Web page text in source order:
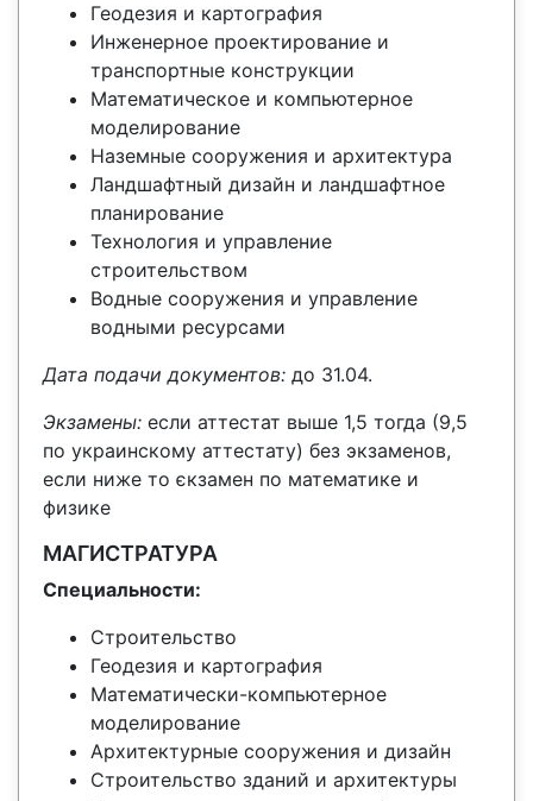
Геодезия и картография
Инженерное проектирование и
транспортные конструкции
Математическое и компьютерное
моделирование
Наземные сооружения и архитектура
Ландшафтный дизайн и ландшафтное
планирование
Технология и управление
строительством
Водные сооружения и управление
водными ресурсами
Дата подачи документов: до 31.04.
Экзамены: если аттестат выше 1,5 тогда (9,5
по украинскому аттестату) без экзаменов,
если ниже то єкзамен по математике и
физике
МАГИСТРАТУРА
Специальности:
Строительство
Геодезия и картография
Математически-компьютерное
моделирование
Архитектурные сооружения и дизайн
Строительство зданий и архитектуры